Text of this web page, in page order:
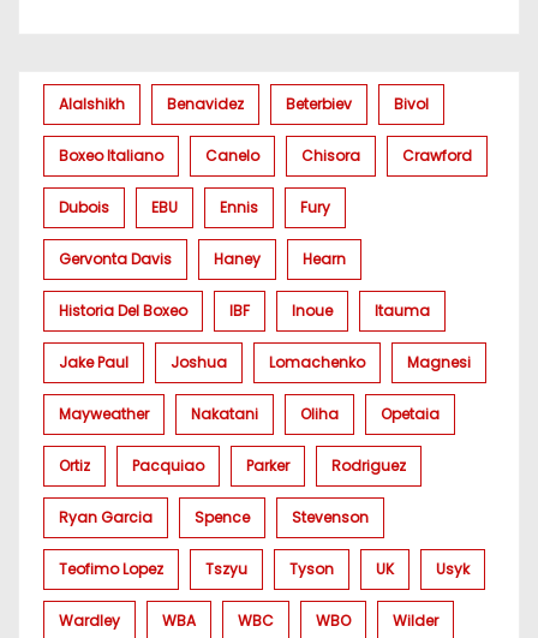
Alalshikh Benavidez Beterbiev Bivol
Boxeo Italiano Canelo Chisora Crawford
Dubois EBU Ennis Fury
Gervonta Davis Haney Hearn
Historia Del Boxeo IBF Inoue Itauma
Jake Paul Joshua Lomachenko Magnesi
Mayweather Nakatani Oliha Opetaia
Ortiz Pacquiao Parker Rodriguez
Ryan Garcia Spence Stevenson
Teofimo Lopez Tszyu Tyson UK Usyk
Wardley WBA WBC WBO Wilder